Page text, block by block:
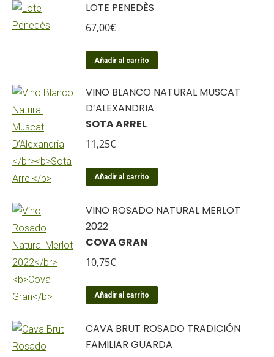
LOTE PENEDÈS
67,00€
Añadir al carrito
VINO BLANCO NATURAL MUSCAT
D’ALEXANDRIA
SOTA ARREL
11,25€
Añadir al carrito
VINO ROSADO NATURAL MERLOT
2022
COVA GRAN
10,75€
Añadir al carrito
CAVA BRUT ROSADO TRADICIÓN
FAMILIAR GUARDA